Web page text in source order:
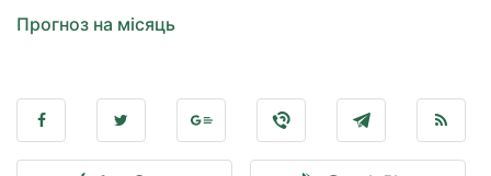
Прогноз на місяць